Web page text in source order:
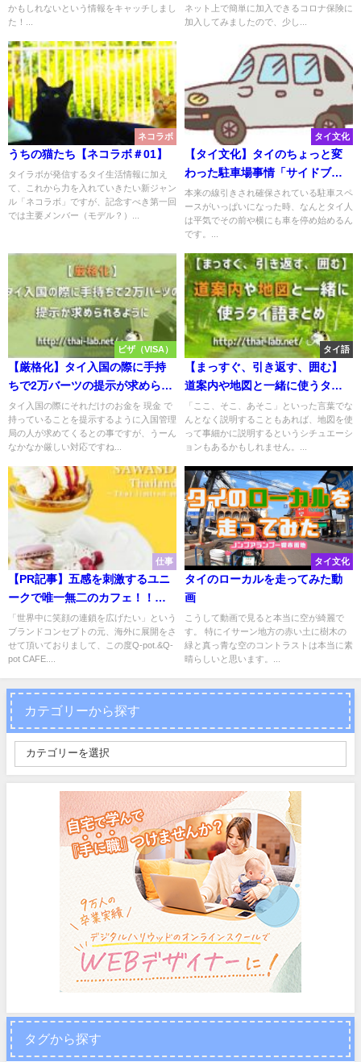
かもしれないという情報をキャッチしまし
た！...
ネット上で簡単に加入できるコロナ保険に
加入してみましたので、少し...
ネコラボ
うちの猫たち【ネコラボ＃01】
タイラボが発信するタイ生活情報に加え
て、これから力を入れていきたい新ジャン
ル「ネコラボ」ですが、記念すべき第一回
では主要メンバー（モデル？）...
タイ文化
【タイ文化】タイのちょっと変
わった駐車場事情「サイドブレ
ーキを引いてはいけない！？」
【タイ生活情報】
本来の線引きされ確保されている駐車スペ
ースがいっぱいになった時、なんとタイ人
は平気でその前や横にも車を停め始めるん
です。...
ビザ（VISA）
【厳格化】タイ入国の際に手持
ちで2万バーツの提示が求められ
るように
タイ入国の際にそれだけのお金を 現金 で
持っていることを提示するように入国管理
局の人が求めてくるとの事ですが、うーん
なかなか厳しい対応ですね...
タイ語
【まっすぐ、引き返す、囲む】
道案内や地図と一緒に使うタイ
語まとめ
「ここ、そこ、あそこ」といった言葉でな
んとなく説明することもあれば、地図を使
って事細かに説明するというシチュエーシ
ョンもあるかもしれません。...
仕事
【PR記事】五感を刺激するユニ
ークで唯一無二のカフェ！！あ
の「Q-pot.」がバンコクにグラ
ンドオープン！！
「世界中に笑顔の連鎖を広げたい」という
ブランドコンセプトの元、海外に展開をさ
せて頂いておりまして、この度Q-pot.&Q-
pot CAFE....
タイ文化
タイのローカルを走ってみた動
画
こうして動画で見ると本当に空が綺麗で
す。 特にイサーン地方の赤い土に樹木の
緑と真っ青な空のコントラストは本当に素
晴らしいと思います。...
カテゴリーから探す
タグから探す